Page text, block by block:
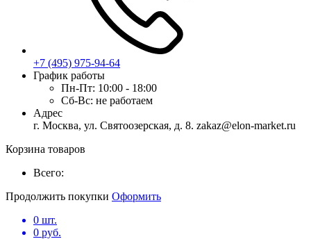
+7 (495) 975-94-64
График работы
Пн-Пт: 10:00 - 18:00
Сб-Вс: не работаем
Адрес
г. Москва, ул. Святоозерская, д. 8. zakaz@elon-market.ru
Корзина товаров
Всего:
Продолжить покупки Оформить
0 шт.
0 руб.